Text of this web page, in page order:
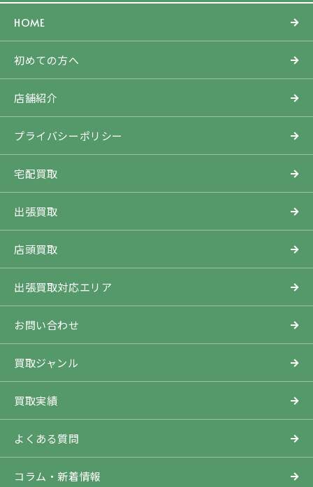
HOME
初めての方へ
店舗紹介
プライバシーポリシー
宅配買取
出張買取
店頭買取
出張買取対応エリア
お問い合わせ
買取ジャンル
買取実績
よくある質問
コラム・新着情報